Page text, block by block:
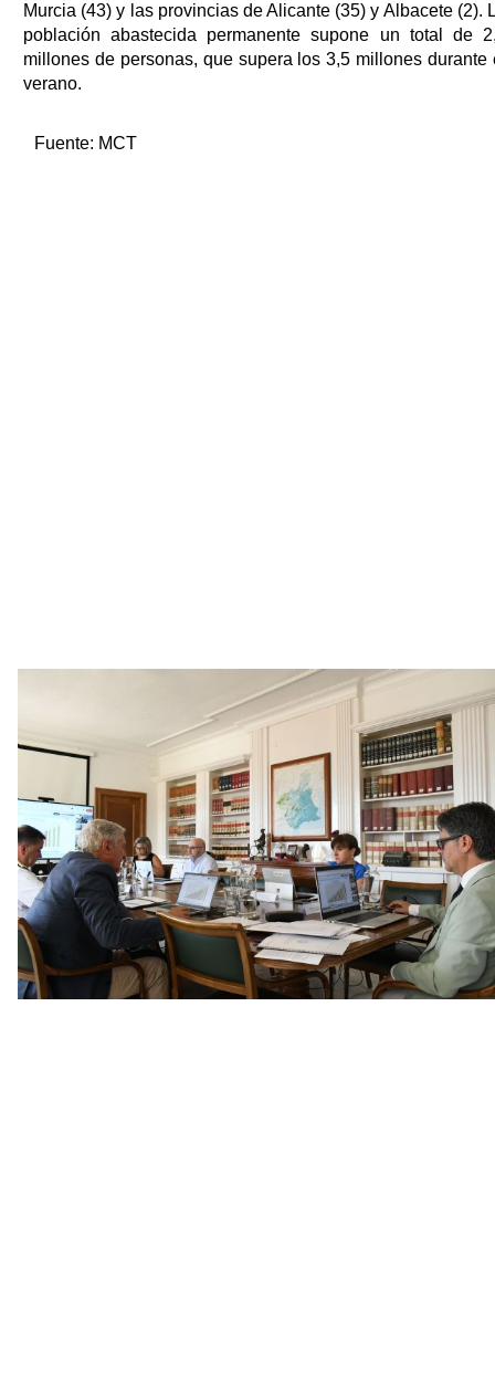
Murcia (43) y las provincias de Alicante (35) y Albacete (2).
población abastecida permanente supone un total de
millones de personas, que supera los 3,5 millones durante
verano.
Fuente: MCT